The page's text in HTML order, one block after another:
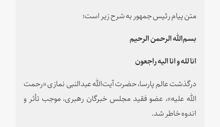
متن پیام رئیس جمهور به شرح زیر است؛
بسم‌الله الرحمن الرحيم
انا لله و انا اليه راجعون
درگذشت عالم پارسا، حضرت آیت‏‌الله عبدالنبی نمازی «رحمت
الله‌ علیه»، عضو فقید مجلس خبرگان رهبری، موجب تأثر و
اندوه خاطر شد.